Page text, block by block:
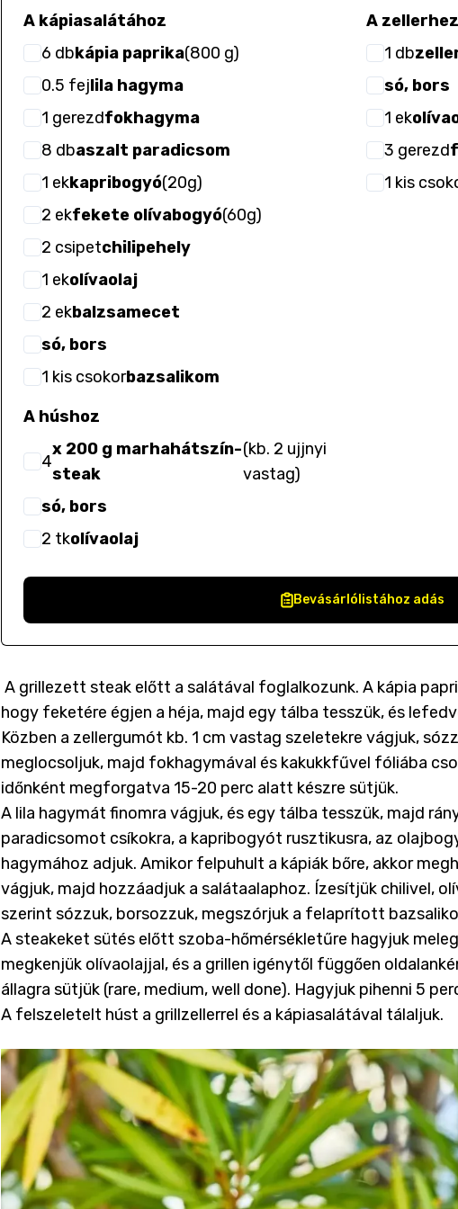
A kápiasalátához
6 dbkápia paprika(800 g)
0.5 fejlila hagyma
1 gerezdfokhagyma
8 dbaszalt paradicsom
1 ekkapribogyó(20g)
2 ekfekete olívabogyó(60g)
2 csipetchilipehely
1 ekolívaolaj
2 ekbalzsamecet
só, bors
1 kis csokorbazsalikom
A zellerhez
1 db
só, bors
1 ek
3 gerezd
1 kis
A húshoz
4
x 200 g marhahátszín-
steak
(kb. 2 ujjnyi
vastag)
só, bors
2 tkolívaolaj
Bevásárlólistához adás
A grillezett steak előtt a salátával foglalkozunk. A kápia
hogy feketére égjen a héja, majd egy tálba tesszük, és
Közben a zellergumót kb. 1 cm vastag szeletekre vágjuk,
meglocsoljuk, majd fokhagymával és kakukkfűvel fóliába
időnként megforgatva 15-20 perc alatt készre sütjük.
A lila hagymát finomra vágjuk, és egy tálba tesszük, majd
paradicsomot csíkokra, a kapribogyót rusztikusra, az
hagymához adjuk. Amikor felpuhult a kápiák bőre, akkor
vágjuk, majd hozzáadjuk a salátaalaphoz. Ízesítjük chilivel,
szerint sózzuk, borsozzuk, megszórjuk a felaprított
A steakeket sütés előtt szoba-hőmérsékletűre hagyjuk
megkenjük olívaolajjal, és a grillen igénytől függően
állagra sütjük (rare, medium, well done). Hagyjuk pihenni 5
A felszeletelt húst a grillzellerrel és a kápiasalátával tálaljuk.